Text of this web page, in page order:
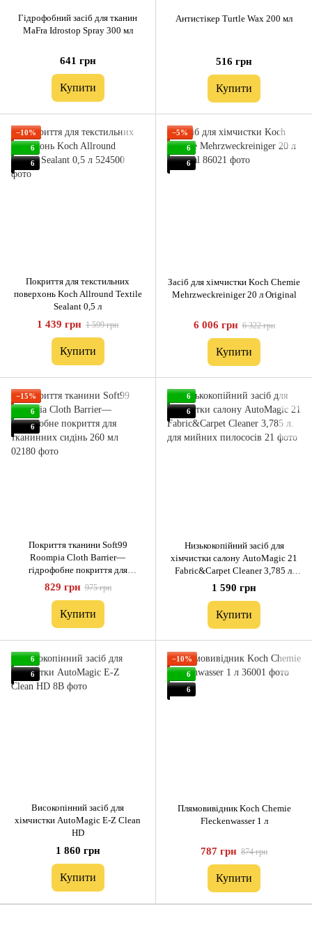
Гідрофобний засіб для тканин
MaFra Idrostop Spray 300 мл
641 грн
Купити
Антистікер Turtle Wax 200 мл
516 грн
Купити
−10%
6
6
Покриття для текстильних
поверхонь Koch Allround Textile
Sealant 0,5 л
1 439 грн 1 599 грн
Купити
−5%
6
6
Засіб для хімчистки Koch Chemie
Mehrzweckreiniger 20 л Original
6 006 грн 6 322 грн
Купити
−15%
6
6
Покриття тканини Soft99
Roompia Cloth Barrier—
гідрофобне покриття для
тканинних сидінь 260 мл
829 грн 975 грн
Купити
6
6
Низькокопійний засіб для
хімчистки салону AutoMagic 21
Fabric&Carpet Cleaner 3,785 л.
для мийних пилососів
1 590 грн
Купити
6
6
Високопінний засіб для
хімчистки AutoMagic E-Z Clean
HD
1 860 грн
Купити
−10%
6
6
Плямовивідник Koch Chemie
Fleckenwasser 1 л
787 грн 874 грн
Купити